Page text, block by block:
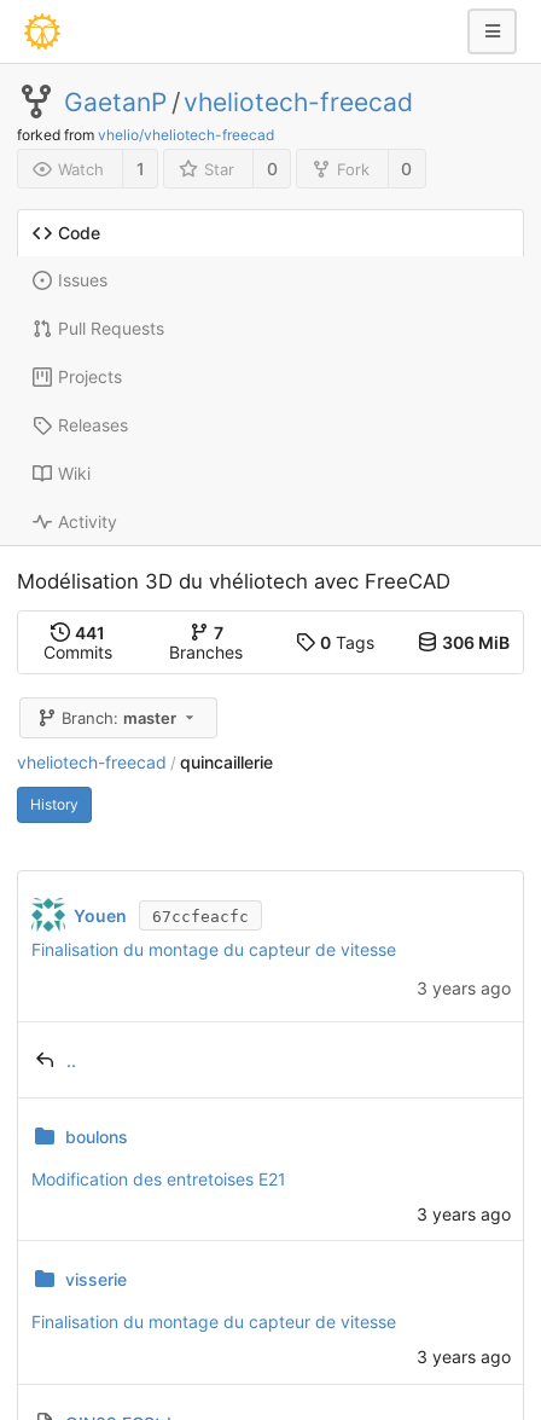
GaetanP /vheliotech-freecad
forked from vhelio/vheliotech-freecad
Watch 1 Star 0 Fork 0
Code
Issues
Pull Requests
Projects
Releases
Wiki
Activity
Modélisation 3D du vhéliotech avec FreeCAD
441
Commits
7
Branches
0Tags 306 MiB
Branch:master
vheliotech-freecad / quincaillerie
History
Youen 67ccfeacfc
Finalisation du montage du capteur de vitesse
3 years ago
..
boulons
Modification des entretoises E21
3 years ago
visserie
Finalisation du montage du capteur de vitesse
3 years ago